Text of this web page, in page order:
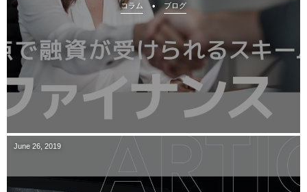
コラム ブログ
June 26 2019